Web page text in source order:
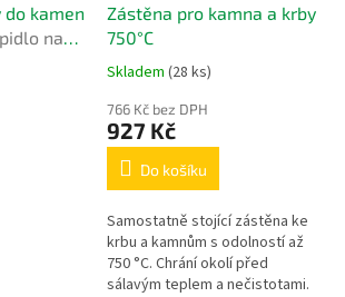
do kamen
na
krbů
Zástěna pro kamna a krby
750°C
Skladem (28 ks)
766 Kč bez DPH
927 Kč
Do košíku
Samostatně stojící zástěna ke
krbu a kamnům s odolností až
750 °C. Chrání okolí před
sálavým teplem a nečistotami.